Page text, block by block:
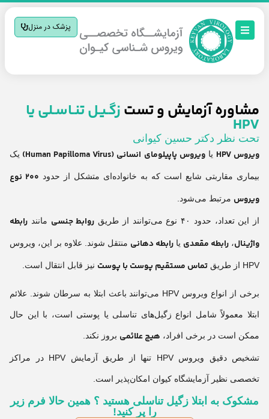
پزشک در منزل
مشاوره آزمایش و تستزگـیـل تنـاسـلی یا
HPV
تحت نظر دکتر حسین کیوانی
ویروس HPV یاویروس پاپیلومای انسانی (Human Papilloma Virus) یک
بیماری مقاربتی شایع است که به خانواده‌ای متشکل از حدود
۲۰۰ نوع
ویروس مرتبط می‌شود.
از این تعداد، حدود ۴۰ نوع می‌توانند از طریق روابط جنسی مانند رابطه
واژینال، رابطه مقعدی یا رابطه دهانی منتقل شوند. علاوه بر این، ویروس
HPV از طریق تماس مستقیم پوست با پوست نیز قابل انتقال است.
برخی از انواع ویروس HPV می‌توانند باعث ابتلا به سرطان شوند. علائم
ابتلا معمولاً شامل انواع زگیل‌های تناسلی یا پوستی است، با این حال
ممکن است در برخی افراد، هیچ علائمی بروز نکند.
تشخیص دقیق ویروس HPV تنها از طریق آزمایش HPV در مراکز
تخصصی نظیر آزمایشگاه کیوان امکان‌پذیر است.
مشکوک به ابتلا زگیل تناسلی هستید ؟ همین حالا فرم زیر
را پر کنید!